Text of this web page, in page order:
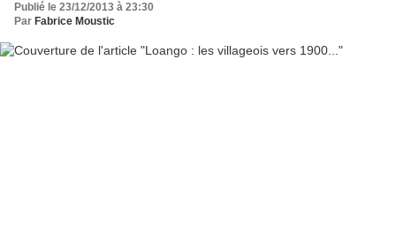
Publié le 23/12/2013 à 23:30
Par Fabrice Moustic